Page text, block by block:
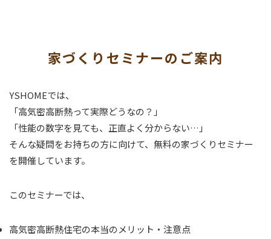
家づくりセミナーのご案内
YSHOMEでは、
「高気密高断熱って実際どうなの？」
「性能の数字を見ても、正直よく分からない…」
そんな疑問をお持ちの方に向けて、無料の家づくりセミナー
を開催しています。
このセミナーでは、
高気密高断熱住宅の本当のメリット・注意点